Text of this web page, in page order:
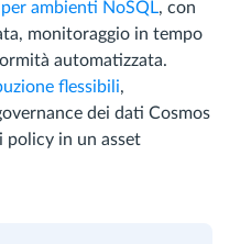
ambienti NoSQL, con
monitoraggio in tempo
automatizzata.
flessibili,
dei dati Cosmos
policy in un asset